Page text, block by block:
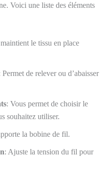
Voici une liste des éléments
le tissu en place
Permet de relever ou d’abaisser
: Vous permet de choisir le
souhaitez utiliser.
la bobine de fil.
: Ajuste la tension du fil pour